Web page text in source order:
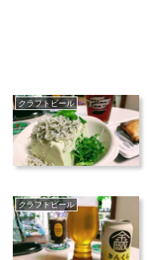
クラフトビール
クラフトビール